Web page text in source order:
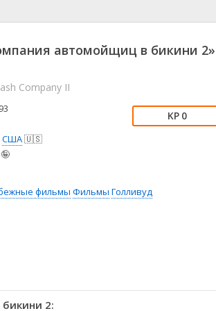
👨‍💼 Новости
🤠 Фильм-нуар
автомойщиц в бикини 2»
Company II
США🇺🇸
🤪
0
фильмы Фильмы Голливуд
2: